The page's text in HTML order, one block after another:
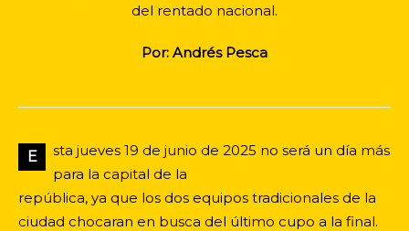
del rentado nacional.
Por: Andrés Pesca
E
sta jueves 19 de junio de 2025 no será un día más
para la capital de la
república, ya que los dos equipos tradicionales de la
ciudad chocaran en busca del último cupo a la final.